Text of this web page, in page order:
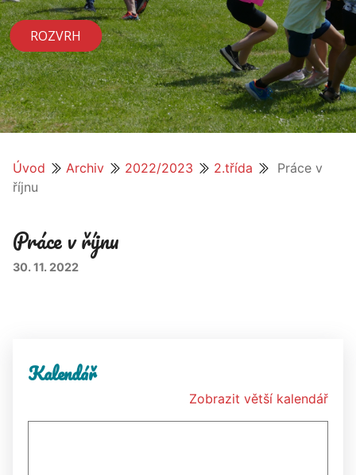
ROZVRH
Úvod Archiv 2022/2023 2.třída
Práce v
říjnu
Práce v říjnu
30. 11. 2022
Kalendář
Zobrazit větší kalendář